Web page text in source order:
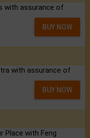
with assurance of
BUY NOW
with assurance of
BUY NOW
Place with Feng